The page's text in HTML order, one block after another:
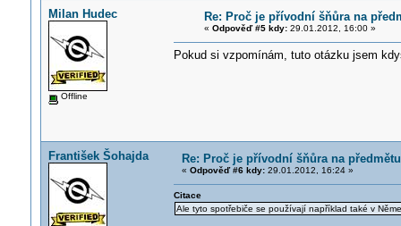
Milan Hudec
Offline
Re: Proč je přívodní šňůra na
« Odpověď #5 kdy:29.01.2012, 16:00 »
Pokud si vzpomínám, tuto otázku jsem
František Šohajda Re: Proč je přívodní šňůra na
« Odpověď #6 kdy:29.01.2012, 16:24 »
Citace
Ale tyto spotřebiče se používají například také v